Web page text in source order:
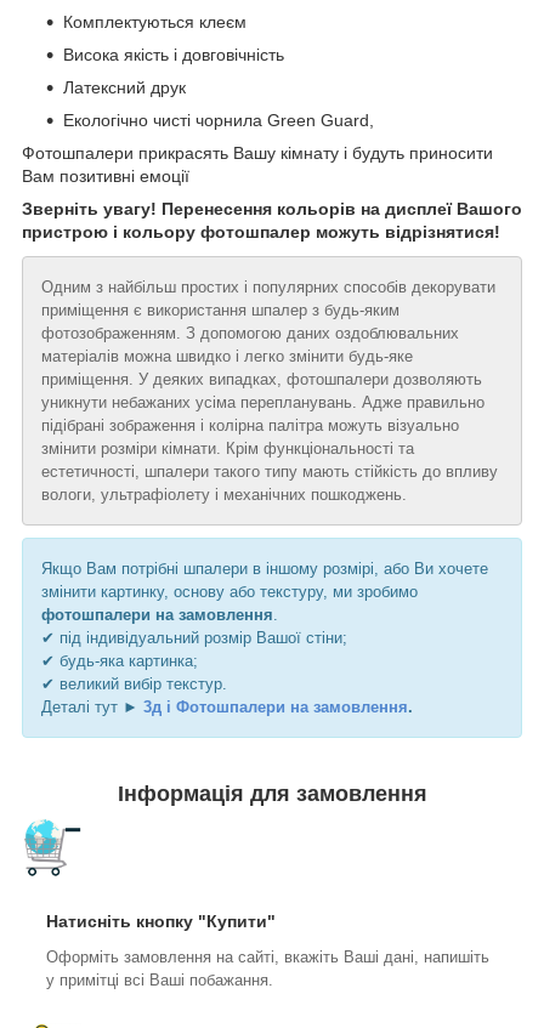
Комплектуються клеєм
Висока якість і довговічність
Латексний друк
Екологічно чисті чорнила Green Guard,
Фотошпалери прикрасять Вашу кімнату і будуть приносити
Вам позитивні емоції
Зверніть увагу! Перенесення кольорів на дисплеї Вашого
пристрою і кольору фотошпалер можуть відрізнятися!
Одним з найбільш простих і популярних способів декорувати
приміщення є використання шпалер з будь-яким
фотозображенням. З допомогою даних оздоблювальних
матеріалів можна швидко і легко змінити будь-яке
приміщення. У деяких випадках, фотошпалери дозволяють
уникнути небажаних усіма перепланувань. Адже правильно
підібрані зображення і колірна палітра можуть візуально
змінити розміри кімнати. Крім функціональності та
естетичності, шпалери такого типу мають стійкість до впливу
вологи, ультрафіолету і механічних пошкоджень.
Якщо Вам потрібні шпалери в іншому розмірі, або Ви хочете
змінити картинку, основу або текстуру, ми зробимо
фотошпалери на замовлення
✔ під індивідуальний розмір Вашої стіни;
✔ будь-яка картинка;
✔ великий вибір текстур.
Деталі тут ► 3д і Фотошпалери на замовлення.
Інформація для замовлення
Натисніть кнопку "Купити"
Оформіть замовлення на сайті, вкажіть Ваші дані, напишіть
у примітці всі Ваші побажання.